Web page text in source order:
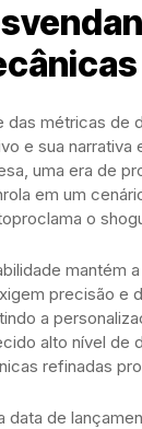
das métricas de
e sua narrativa
uma era de
em um
o
mantém
precisão e
a
alto nível de
refinadas
data de